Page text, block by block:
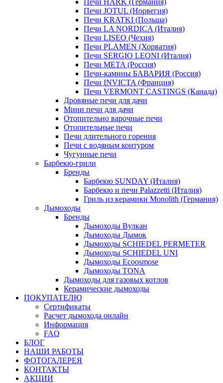
Печи HARK (Германия)
Печи JOTUL (Норвегия)
Печи KRATKI (Польша)
Печи LA NORDICA (Италия)
Печи LISEO (Чехия)
Печи PLAMEN (Хорватия)
Печи SERGIO LEONI (Италия)
Печи META (Россия)
Печи-камины БАВАРИЯ (Россия)
Печи INVICTA (Франция)
Печи VERMONT CASTINGS (Канада)
Дровяные печи для дачи
Мини печи для дачи
Отопительно варочные печи
Отопительные печи
Печи длительного горения
Печи с водяным контуром
Чугунные печи
Барбекю-грили
Бренды
Барбекю SUNDAY (Италия)
Барбекю и печи Palazzetti (Италия)
Гриль из керамики Monolith (Германия)
Дымоходы
Бренды
Дымоходы Вулкан
Дымоходы Дымок
Дымоходы SCHIEDEL PERMETER
Дымоходы SCHIEDEL UNI
Дымоходы Ecoosmose
Дымоходы TONA
Дымоходы для газовых котлов
Керамические дымоходы
ПОКУПАТЕЛЮ
Сертификаты
Расчет дымохода онлайн
Информация
FAQ
БЛОГ
НАШИ РАБОТЫ
ФОТОГАЛЕРЕЯ
КОНТАКТЫ
АКЦИИ